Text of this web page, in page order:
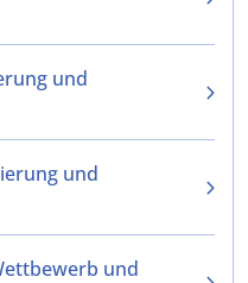
und
und
und